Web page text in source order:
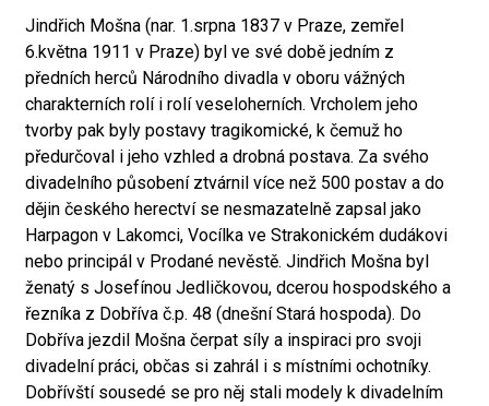
Jindřich Mošna (nar. 1.srpna 1837 v Praze, zemřel
6.května 1911 v Praze) byl ve své době jedním z
předních herců Národního divadla v oboru vážných
charakterních rolí i rolí veseloherních. Vrcholem jeho
tvorby pak byly postavy tragikomické, k čemuž ho
předurčoval i jeho vzhled a drobná postava. Za svého
divadelního působení ztvárnil více než 500 postav a do
dějin českého herectví se nesmazatelně zapsal jako
Harpagon v Lakomci, Vocílka ve Strakonickém dudákovi
nebo principál v Prodané nevěstě. Jindřich Mošna byl
ženatý s Josefínou Jedličkovou, dcerou hospodského a
řezníka z Dobříva č.p. 48 (dnešní Stará hospoda). Do
Dobříva jezdil Mošna čerpat síly a inspiraci pro svoji
divadelní práci, občas si zahrál i s místními ochotníky.
Dobřívští sousedé se pro něj stali modely k divadelním